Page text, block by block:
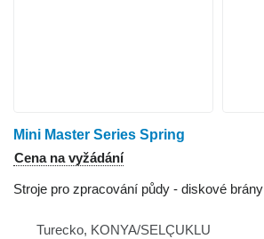
Mini Master Series Spring
Cena na vyžádání
Stroje pro zpracování půdy - diskové brány
Turecko, KONYA/SELÇUKLU